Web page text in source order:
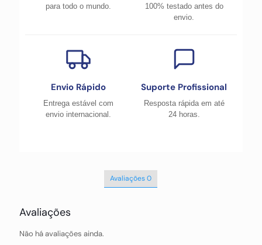
para todo o mundo.
100% testado antes do
envio.
Envio Rápido
Entrega estável com
envio internacional.
Suporte Profissional
Resposta rápida em até
24 horas.
Avaliações0
Avaliações
Não há avaliações ainda.